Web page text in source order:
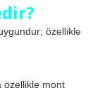
özellikle
özellikle mont